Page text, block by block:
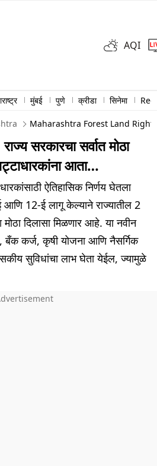
AQI
मुंबई पुणे क्रीडा सिनेमा
Maharashtra Forest Land
सरकारचा सर्वात मोठा
आता…
ऐतिहासिक निर्णय घेतला
12-ई लागू केल्याने राज्यातील 2
दिलासा मिळणार आहे. या नवीन
बँक कर्ज, कृषी योजना आणि नैसर्गिक
सुविधांचा लाभ घेता येईल, ज्यामुळे